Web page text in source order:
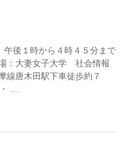
午後１時から４時４５分まで
大妻女子大学 社会情報
木田駅下車徒歩約７
…